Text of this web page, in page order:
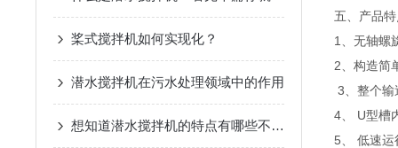
桨式搅拌机如何实现化？
潜水搅拌机在污水处理领域中的作用
想知道潜水搅拌机的特点有哪些不妨看看这些
五、产品
1、无轴螺
2、构造简
3、整个输
4、 U型槽
5、 低速运